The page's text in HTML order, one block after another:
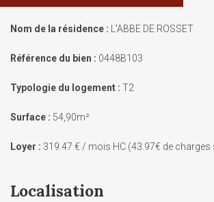
Nom de la résidence : L'ABBE DE ROSSET
Référence du bien : 0448B103
Typologie du logement : T2
Surface : 54,90m²
Loyer : 319.47 € / mois HC (43.97€ de
Localisation